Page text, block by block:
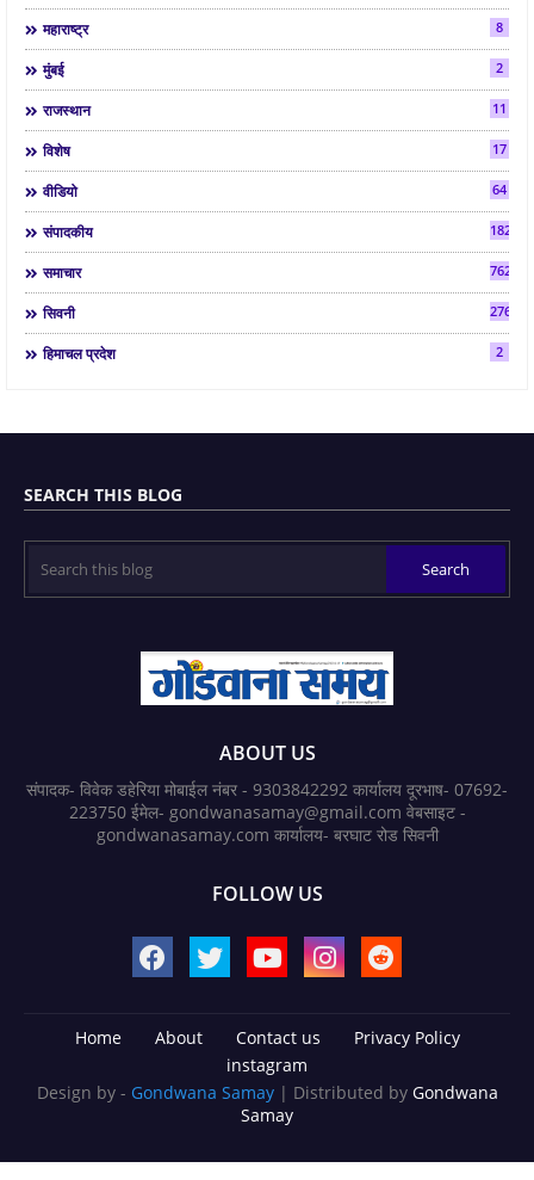
महाराष्ट्र 8
मुंबई 2
राजस्थान 11
विशेष 17
वीडियो 64
संपादकीय 182
समाचार 7624
सिवनी 2763
हिमाचल प्रदेश 2
SEARCH THIS BLOG
ABOUT US
संपादक- विवेक डहेरिया मोबाईल नंबर - 9303842292 कार्यालय दूरभाष- 07692-
223750 ईमेल- gondwanasamay@gmail.com वेबसाइट -
gondwanasamay.com कार्यालय- बरघाट रोड सिवनी
FOLLOW US
Home About Contact us
Privacy Policy
instagram
Design by - Gondwana Samay | Distributed by Gondwana
Samay